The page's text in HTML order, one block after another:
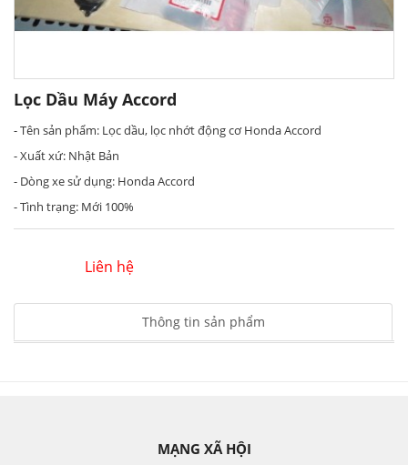
Lọc Dầu Máy Accord
- Tên sản phẩm: Lọc dầu, lọc nhớt động cơ Honda Accord
- Xuất xứ: Nhật Bản
- Dòng xe sử dụng: Honda Accord
- Tình trạng: Mới 100%
Liên hệ
Thông tin sản phẩm
MẠNG XÃ HỘI